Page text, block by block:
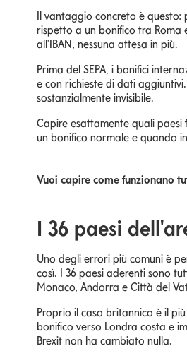
Il vantaggio concreto è questo:
rispetto a un bonifico tra Roma
all'IBAN, nessuna attesa in più.
Prima del SEPA, i bonifici
e con richieste di dati
sostanzialmente invisibile.
Capire esattamente quali
un bonifico normale e quando
Vuoi capire come funzionano
I 36 paesi
Uno degli errori più comuni è
così. I 36 paesi aderenti sono
Monaco, Andorra e Città del
Proprio il caso britannico è il
bonifico verso Londra costa e
Brexit non ha cambiato nulla.